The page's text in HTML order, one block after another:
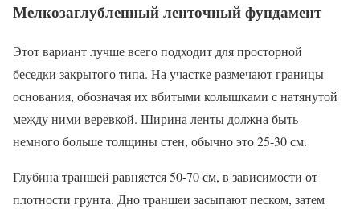
Мелкозаглубленный ленточный фундамент
Этот вариант лучше всего подходит для просторной
беседки закрытого типа. На участке размечают границы
основания, обозначая их вбитыми колышками с натянутой
между ними веревкой. Ширина ленты должна быть
немного больше толщины стен, обычно это 25-30 см.
Глубина траншей равняется 50-70 см, в зависимости от
плотности грунта. Дно траншеи засыпают песком, затем